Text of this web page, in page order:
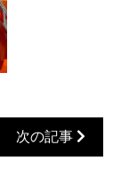
次の記事